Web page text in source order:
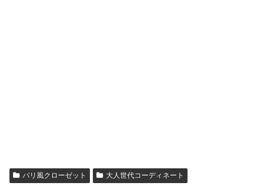
パリ風クローゼット 大人世代コーディネート